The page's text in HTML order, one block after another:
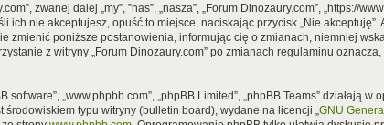
zwanej dalej „my”, ”nas”, „nasza”, „Forum Dinozaury.com”, „https://
nie akceptujesz, opuść to miejsce, naciskając przycisk „Nie akceptuję”.
zmienić poniższe postanowienia, informując cię o zmianach, niemniej
z witryny „Forum Dinozaury.com” po zmianach regulaminu
software”, „www.phpbb.com”, „phpBB Limited”, „phpBB Teams” działają
typu witryny (bulletin board), wydane na licencji „ GNU